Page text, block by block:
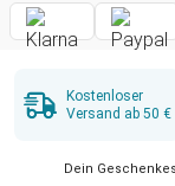
Kostenloser
Versand ab 50 €
Dein